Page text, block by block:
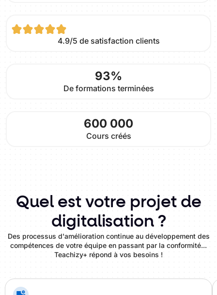
4.9/5 de satisfaction clients
93%
De formations terminées
600 000
Cours créés
Quel est votre projet de
digitalisation ?
Des processus d'amélioration continue au développement des
compétences de votre équipe en passant par la conformité...
Teachizy+ répond à vos besoins !